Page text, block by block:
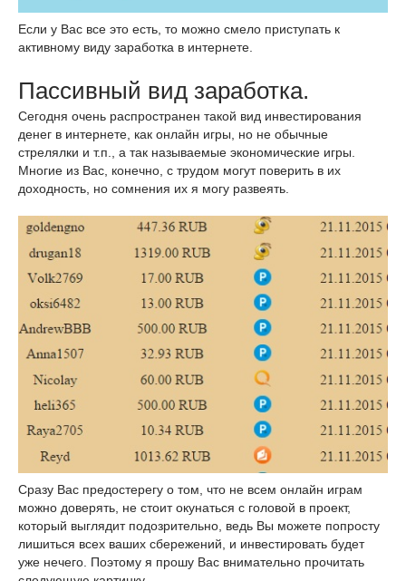
Если у Вас все это есть, то можно смело приступать к
активному виду заработка в интернете.
Пассивный вид заработка.
Сегодня очень распространен такой вид инвестирования
денег в интернете, как онлайн игры, но не обычные
стрелялки и т.п., а так называемые экономические игры.
Многие из Вас, конечно, с трудом могут поверить в их
доходность, но сомнения их я могу развеять.
Сразу Вас предостерегу о том, что не всем онлайн играм
можно доверять, не стоит окунаться с головой в проект,
который выглядит подозрительно, ведь Вы можете попросту
лишиться всех ваших сбережений, и инвестировать будет
уже нечего. Поэтому я прошу Вас внимательно прочитать